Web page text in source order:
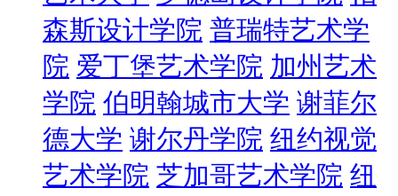
森斯设计学院 普瑞特艺术学
院 爱丁堡艺术学院 加州艺术
学院 伯明翰城市大学 谢菲尔
德大学 谢尔丹学院 纽约视觉
艺术学院 芝加哥艺术学院 纽